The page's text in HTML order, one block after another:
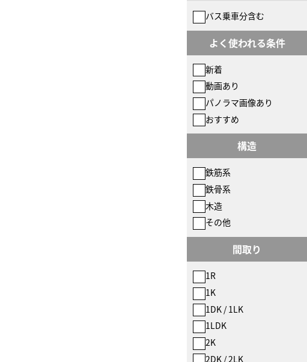
バス乗車分含む
よく使われる条件
新着
動画あり
パノラマ画像あり
おすすめ
構造
鉄筋系
鉄骨系
木造
その他
間取り
1R
1K
1DK / 1LK
1LDK
2K
2DK / 2LK